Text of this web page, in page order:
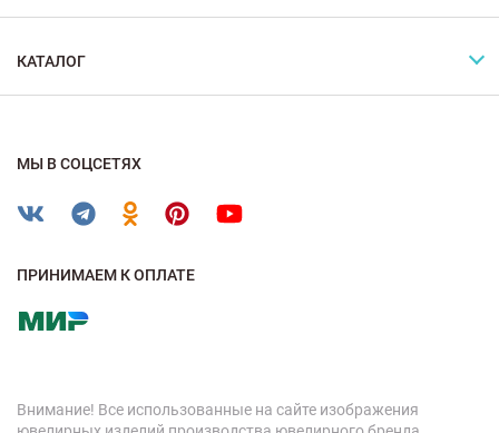
КАТАЛОГ
МЫ В СОЦСЕТЯХ
ПРИНИМАЕМ К ОПЛАТЕ
Внимание! Все использованные на сайте изображения